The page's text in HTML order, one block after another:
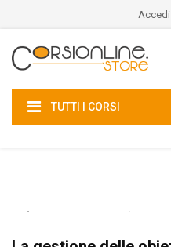
Accedi
TUTTI I CORSI